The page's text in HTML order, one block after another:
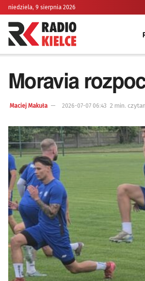
niedziela, 9 sierpnia 2026
Moravia
Maciej Makuła 2026-07-07 06:43 2 min.